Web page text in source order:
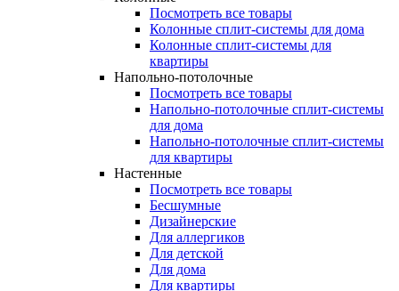
Посмотреть все товары
Колонные сплит-системы для дома
Колонные сплит-системы для
квартиры
Напольно-потолочные
Посмотреть все товары
Напольно-потолочные сплит-системы
для дома
Напольно-потолочные сплит-системы
для квартиры
Настенные
Посмотреть все товары
Бесшумные
Дизайнерские
Для аллергиков
Для детской
Для дома
Для квартиры